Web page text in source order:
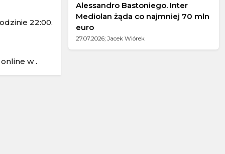
22:00.
w .
Alessandro Bastoniego. Inter
Mediolan żąda co najmniej 70 mln
euro
27.07.2026; Jacek Wiórek